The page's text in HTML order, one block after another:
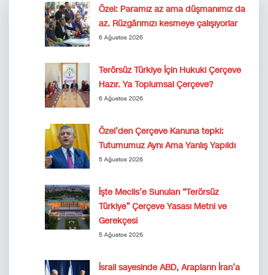
Özel: Paramız az ama düşmanımız da
az. Rüzgârımızı kesmeye çalışıyorlar
6 Ağustos 2026
Terörsüz Türkiye İçin Hukuki Çerçeve
Hazır. Ya Toplumsal Çerçeve?
6 Ağustos 2026
Özel’den Çerçeve Kanuna tepki:
Tutumumuz Aynı Ama Yanlış Yapıldı
5 Ağustos 2026
İşte Meclis’e Sunulan “Terörsüz
Türkiye” Çerçeve Yasası Metni ve
Gerekçesi
5 Ağustos 2026
İsrail sayesinde ABD, Arapların İran’a